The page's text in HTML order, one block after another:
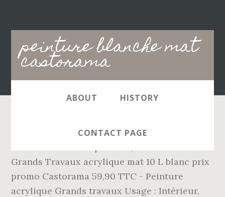
peinture blanche mat
castorama
Main
navigation
ABOUT HISTORY
CONTACT PAGE
Peinture Castorama promo peinture
Grands Travaux acrylique mat 10 L blanc prix
promo Castorama 59,90 TTC - Peinture
acrylique Grands travaux Usage : Intérieur,